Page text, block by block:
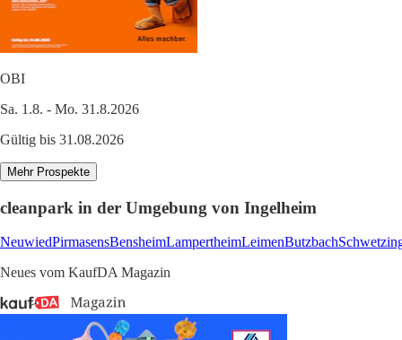
OBI
Sa. 1.8. - Mo. 31.8.2026
Gültig bis 31.08.2026
Mehr Prospekte
cleanpark in der Umgebung von Ingelheim
NeuwiedPirmasensBensheimLampertheimLeimenButzbach
Neues vom KaufDA Magazin